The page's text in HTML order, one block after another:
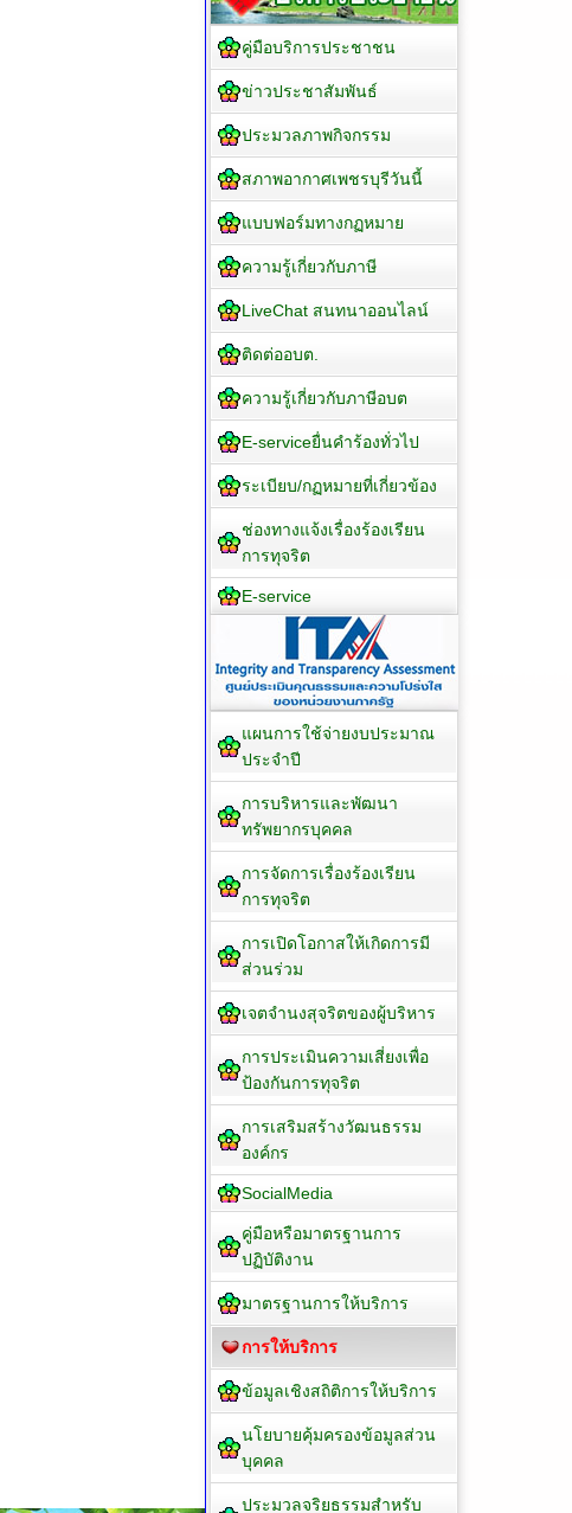
คู่มือบริการประชาชน
ข่าวประชาสัมพันธ์
ประมวลภาพกิจกรรม
สภาพอากาศเพชรบุรีวันนี้
แบบฟอร์มทางกฏหมาย
ความรู้เกี่ยวกับภาษี
LiveChat สนทนาออนไลน์
ติดต่ออบต.
ความรู้เกี่ยวกับภาษีอบต
E-serviceยื่นคำร้องทั่วไป
ระเบียบ/กฏหมายที่เกี่ยวข้อง
ช่องทางแจ้งเรื่องร้องเรียน
การทุจริต
E-service
แผนการใช้จ่ายงบประมาณ
ประจำปี
การบริหารและพัฒนา
ทรัพยากรบุคคล
การจัดการเรื่องร้องเรียน
การทุจริต
การเปิดโอกาสให้เกิดการมี
ส่วนร่วม
เจตจำนงสุจริตของผู้บริหาร
การประเมินความเสี่ยงเพื่อ
ป้องกันการทุจริต
การเสริมสร้างวัฒนธรรม
องค์กร
SocialMedia
คู่มือหรือมาตรฐานการ
ปฏิบัติงาน
มาตรฐานการให้บริการ
การให้บริการ
ข้อมูลเชิงสถิติการให้บริการ
นโยบายคุ้มครองข้อมูลส่วน
บุคคล
ประมวลจริยธรรมสำหรับ